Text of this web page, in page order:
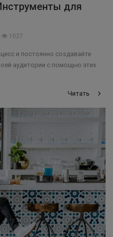
для
1027
и постоянно создавайте
аудитории с помощью этих
Читать